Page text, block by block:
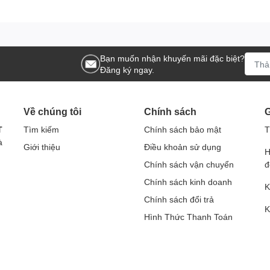
Bạn muốn nhận khuyến mãi đặc biệt?
Đăng ký ngay.
Về chúng tôi
Tìm kiếm
Giới thiệu
Chính sách
Chính sách bảo mật
Điều khoản sử dụng
Chính sách vận chuyển
Chính sách kinh doanh
Chính sách đổi trả
Hình Thức Thanh Toán